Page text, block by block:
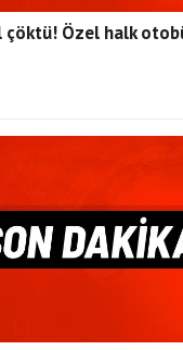
çöktü! Özel halk